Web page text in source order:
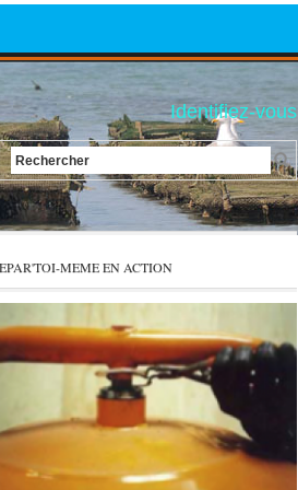
Identifiez-vous
Rechercher
MEME EN ACTION